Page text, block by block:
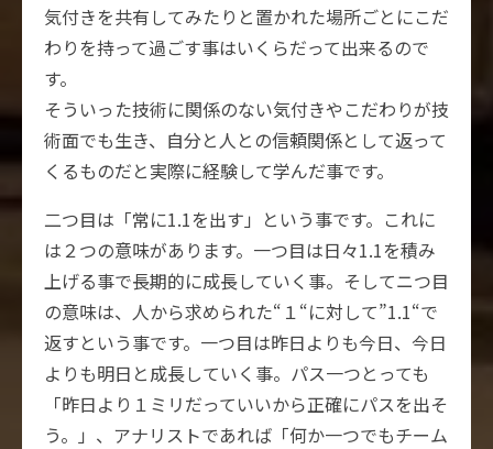
気付きを共有してみたりと置かれた場所ごとにこだ
わりを持って過ごす事はいくらだって出来るので
す。
そういった技術に関係のない気付きやこだわりが技
術面でも生き、自分と人との信頼関係として返って
くるものだと実際に経験して学んだ事です。
二つ目は「常に1.1を出す」という事です。これに
は２つの意味があります。一つ目は日々1.1を積み
上げる事で長期的に成長していく事。そしてニつ目
の意味は、人から求められた“１“に対して”1.1“で
返すという事です。一つ目は昨日よりも今日、今日
よりも明日と成長していく事。パス一つとっても
「昨日より１ミリだっていいから正確にパスを出そ
う。」、アナリストであれば「何か一つでもチーム